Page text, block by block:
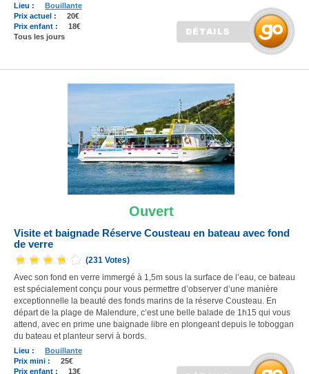
Lieu :
Bouillante
Prix actuel :
20€
Prix enfant :
18€
Tous les jours
Ouvert
Visite et baignade Réserve Cousteau en bateau avec fond
de verre
(231 Votes)
Avec son fond en verre immergé à 1,5m sous la surface de l’eau, ce bateau
est spécialement conçu pour vous permettre d’observer d’une manière
exceptionnelle la beauté des fonds marins de la réserve Cousteau. En
départ de la plage de Malendure, c’est une belle balade de 1h15 qui vous
attend, avec en prime une baignade libre en plongeant depuis le toboggan
du bateau et planteur servi à bords.
Lieu :
Bouillante
Prix mini :
25€
Prix enfant :
13€